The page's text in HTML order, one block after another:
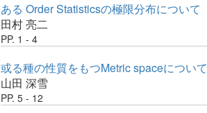
ある Order Statisticsの極限分布について
田村 亮二
PP. 1 - 4
或る種の性質をもつMetric spaceについて
山田 深雪
PP. 5 - 12